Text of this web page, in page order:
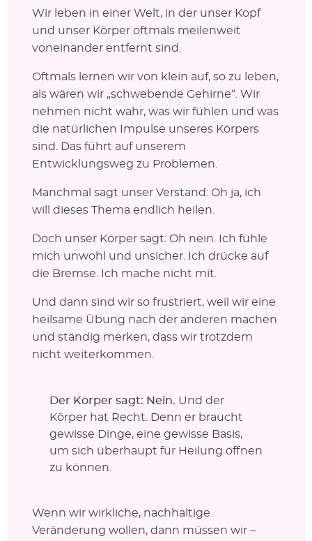
Wir leben in einer Welt, in der unser Kopf
und unser Körper oftmals meilenweit
voneinander entfernt sind.
Oftmals lernen wir von klein auf, so zu leben,
als wären wir „schwebende Gehirne“. Wir
nehmen nicht wahr, was wir fühlen und was
die natürlichen Impulse unseres Körpers
sind. Das führt auf unserem
Entwicklungsweg zu Problemen.
Manchmal sagt unser Verstand: Oh ja, ich
will dieses Thema endlich heilen.
Doch unser Körper sagt: Oh nein. Ich fühle
mich unwohl und unsicher. Ich drücke auf
die Bremse. Ich mache nicht mit.
Und dann sind wir so frustriert, weil wir eine
heilsame Übung nach der anderen machen
und ständig merken, dass wir trotzdem
nicht weiterkommen.
Der Körper sagt: Nein. Und der
Körper hat Recht. Denn er braucht
gewisse Dinge, eine gewisse Basis,
um sich überhaupt für Heilung öffnen
zu können.
Wenn wir wirkliche, nachhaltige
Veränderung wollen, dann müssen wir –